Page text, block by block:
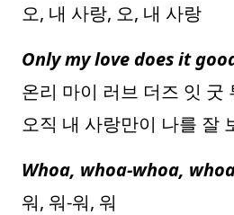
오, 내 사랑, 오, 내 사랑
Only my love does it
온리 마이 러브 더즈 잇 굿
오직 내 사랑만이 나를 잘
Whoa, whoa-whoa,
워, 워-워, 워